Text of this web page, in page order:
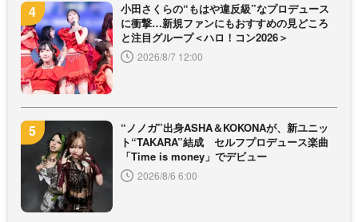
小田さくらの“もはや違反級”なプロデュース
に衝撃…新規ファンにもおすすめの見どころ
と注目グループ＜ハロ！コン2026＞
2026/8/7 12:00
“ノノガ”出身ASHA＆KOKONAが、新ユニッ
ト“TAKARA”結成 セルフプロデュース楽曲
「Time is money」でデビュー
2026/8/6 6:00